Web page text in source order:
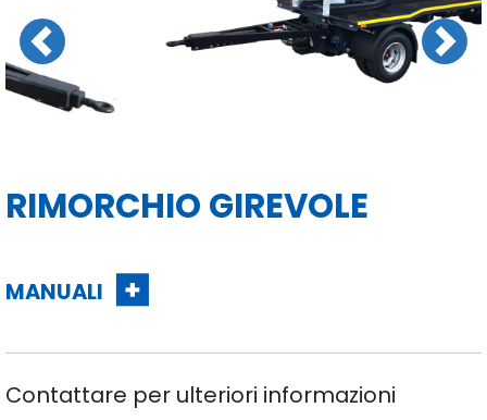
Previous Next
RIMORCHIO GIREVOLE
MANUALI
Contattare per ulteriori informazioni